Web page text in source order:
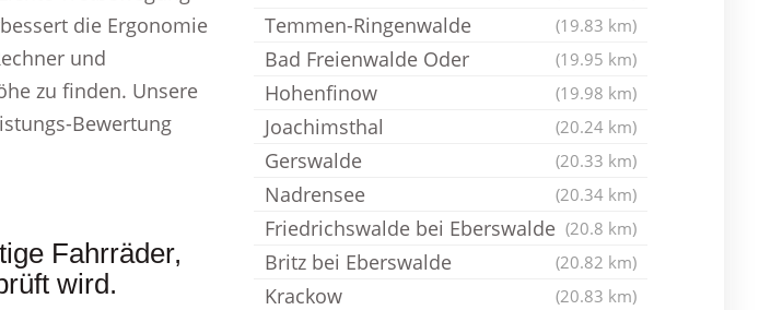
die Ergonomie
und
zu finden. Unsere
Bewertung
Fahrräder,
wird.
Temmen-Ringenwalde (19.83 km)
Bad Freienwalde Oder (19.95 km)
Hohenfinow (19.98 km)
Joachimsthal (20.24 km)
Gerswalde (20.33 km)
Nadrensee (20.34 km)
Friedrichswalde bei Eberswalde (20.8 km)
Britz bei Eberswalde (20.82 km)
Krackow (20.83 km)